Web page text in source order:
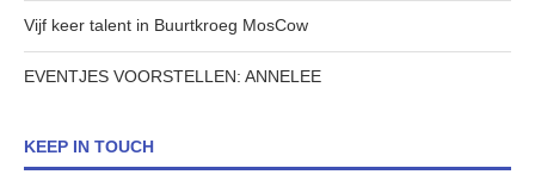
Vijf keer talent in Buurtkroeg MosCow
EVENTJES VOORSTELLEN: ANNELEE
KEEP IN TOUCH